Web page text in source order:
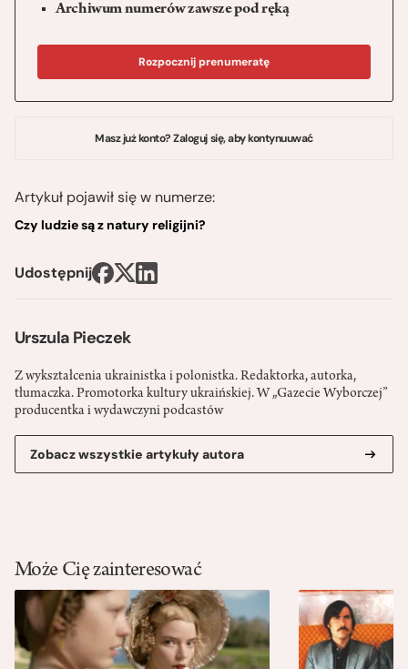
Urszula Pieczek
Z wykształcenia ukrainistka i polonistka. Redaktorka, autorka,
tłumaczka. Promotorka kultury ukraińskiej. W „Gazecie Wyborczej”
producentka i wydawczyni podcastów
Zobacz wszystkie artykuły autora
Archiwum numerów zawsze pod ręką
Rozpocznij prenumeratę
Masz już konto? Zaloguj się, aby kontynuuwać
Artykuł pojawił się w numerze:
Czy ludzie są z natury religijni?
Udostępnij
Może Cię zainteresować